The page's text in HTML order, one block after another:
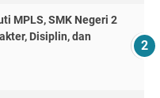
MPLS, SMK Negeri 2
Disiplin, dan